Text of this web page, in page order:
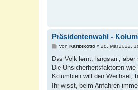
Präsidentenwahl -
B
i
r
a
von Karibikotto» 28. Mai 2022,
Das Volk lernt, langsam, aber
Die Unsicherheitsfaktoren
Kolumbien will den Wechsel,
Ihr wisst, beim Anfahren